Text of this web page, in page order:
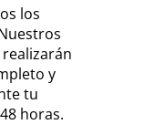
los
y
tu
horas.